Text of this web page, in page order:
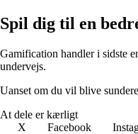
Spil dig til en
Gamification handler i sidste
undervejs.
Uanset om du vil blive
At dele er kærligt
X
Facebook